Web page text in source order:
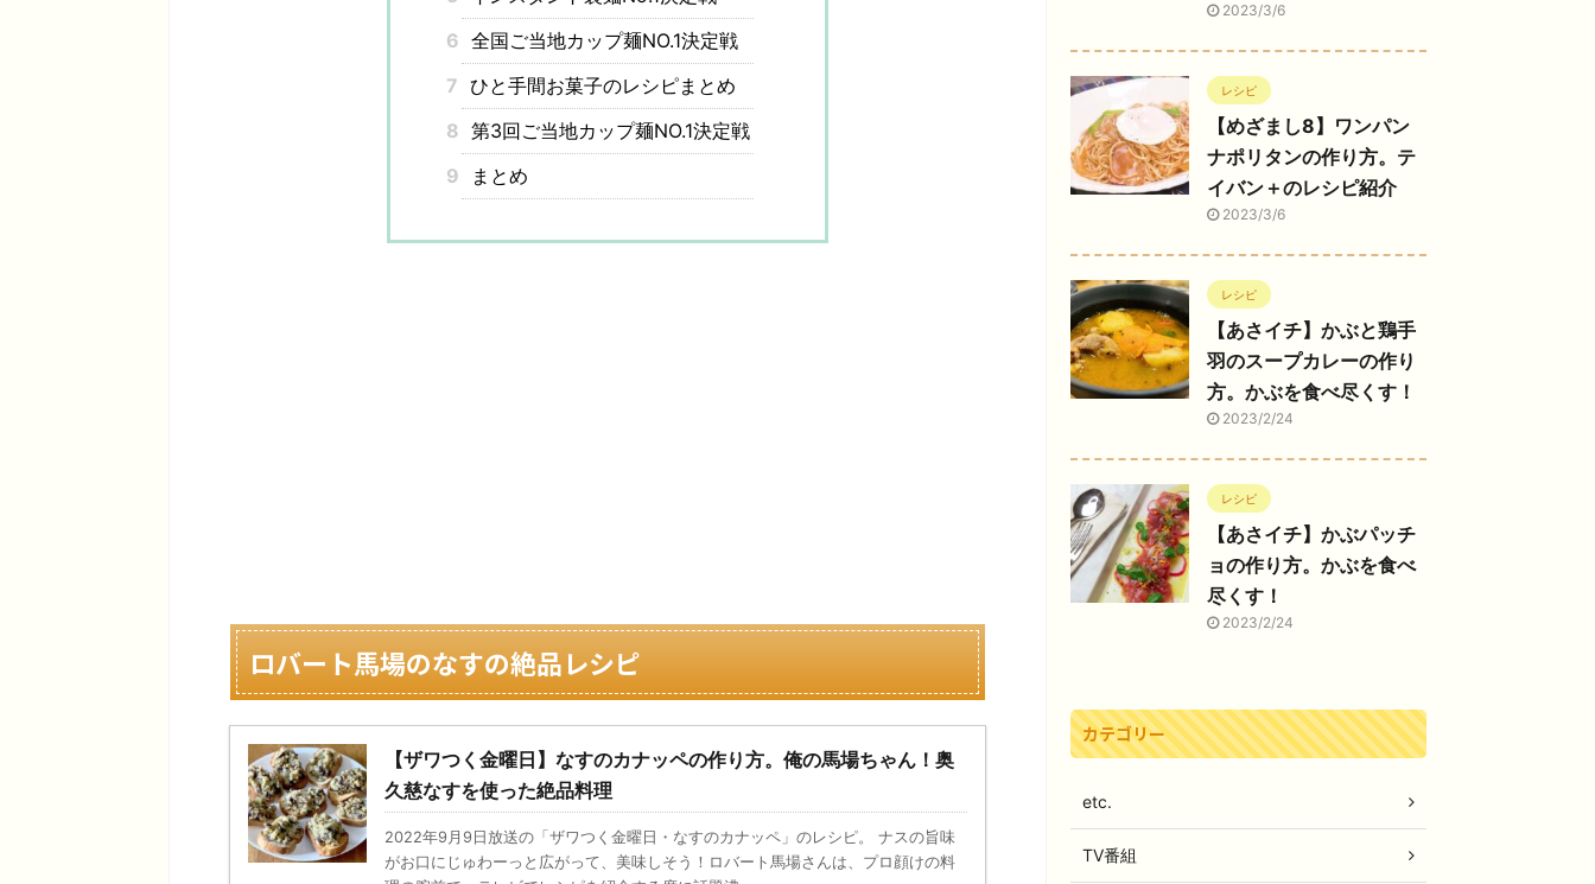
6 全国ご当地カップ麺NO.1決定戦
7 ひと手間お菓子のレシピまとめ
8 第3回ご当地カップ麺NO.1決定戦
9
まとめ
ロバート馬場のなすの絶品レシピ
【ザワつく金曜日】なすのカナッペの作り方。俺の馬場ちゃん！奥
久慈なすを使った絶品料理
2022年9月9日放送の「ザワつく金曜日・なすのカナッペ」のレシピ。 ナスの旨味
がお口にじゅわーっと広がって、美味しそう！ロバート馬場さんは、プロ顔けの料
2023/3/6
レシピ
【めざまし8】ワンパン
ナポリタンの作り方。テ
イバン＋のレシピ紹介
2023/3/6
レシピ
【あさイチ】かぶと鶏手
羽のスープカレーの作り
方。かぶを食べ尽くす！
2023/2/24
レシピ
【あさイチ】かぶパッチ
ョの作り方。かぶを食べ
尽くす！
2023/2/24
カテゴリー
etc.
TV番組